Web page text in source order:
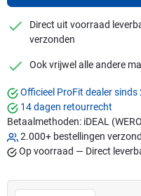
checkmark
Direct uit voorraad
verzonden
checkmark
Ook vrijwel alle andere
Officieel ProFit dealer sinds
14 dagen retourrecht
Betaalmethoden: iDEAL
2.000+ bestellingen
Op voorraad — Direct